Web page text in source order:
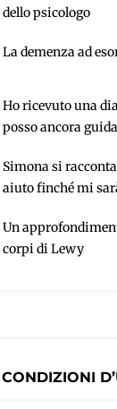
dello psicologo
La demenza ad
Ho ricevuto una
posso ancora
Simona si
aiuto finché mi
Un
corpi di Lewy
CONDIZIONI